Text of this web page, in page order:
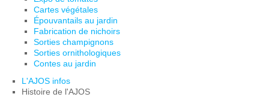
Cartes végétales
Épouvantails au jardin
Fabrication de nichoirs
Sorties champignons
Sorties ornithologiques
Contes au jardin
L'AJOS infos
Histoire de l'AJOS